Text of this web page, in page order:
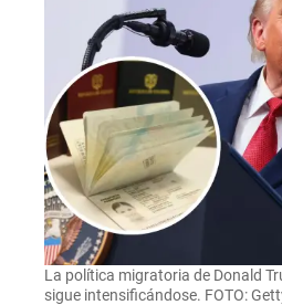
La política migratoria de Donald
sigue intensificándose. FOTO: